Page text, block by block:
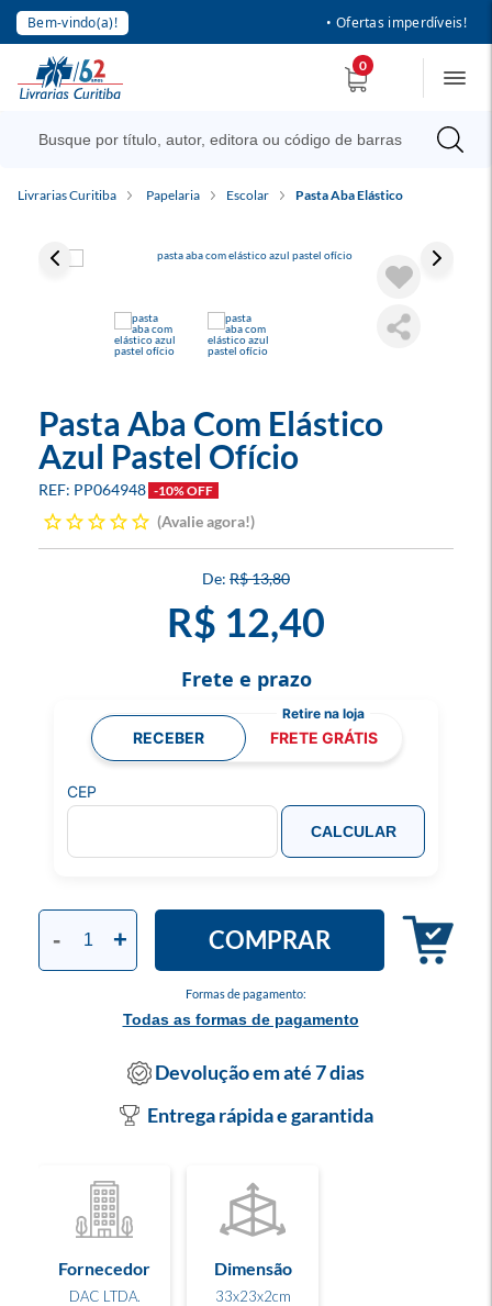
Bem-vindo(a)! • Ofertas imperdíveis!
0
Livrarias Curitiba Papelaria Escolar Pasta Aba Elástico
Pasta Aba Com Elástico
Azul Pastel Ofício
PP064948 -10% OFF
Avalie agora!
R$ 13,80
R$ 12,40
Formas de pagamento:
Todas as formas de pagamento
- + COMPRAR
Frete e prazo
RECEBER FRETE GRÁTIS
CEP
CALCULAR
Devolução em até 7 dias
Entrega rápida e garantida
Fornecedor
DAC LTDA.
Dimensão
33x23x2cm